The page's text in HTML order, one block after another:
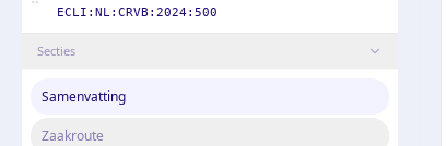
ECLI:NL:CRVB:2024:500
Secties
Samenvatting
Zaakroute